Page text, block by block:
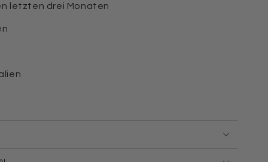
letzten drei Monaten